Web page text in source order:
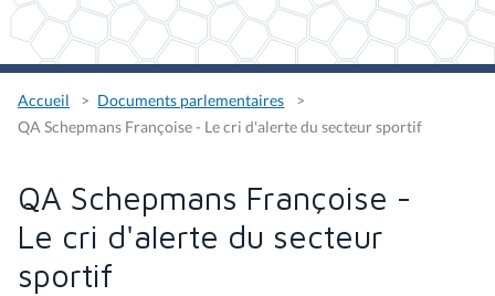
Accueil
Documents parlementaires
QA Schepmans Françoise - Le cri d'alerte du secteur sportif
QA Schepmans Françoise -
Le cri d'alerte du secteur
sportif